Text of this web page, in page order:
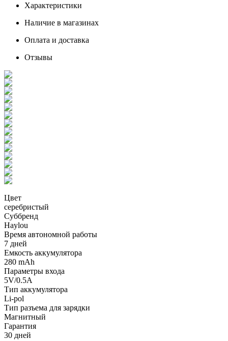
Характеристики
Наличие в магазинах
Оплата и доставка
Отзывы
Цвет
серебристый
Суббренд
Haylou
Время автономной работы
7 дней
Емкость аккумулятора
280 mAh
Параметры входа
5V/0.5А
Тип аккумулятора
Li-pol
Тип разъема для зарядки
Магнитный
Гарантия
30 дней